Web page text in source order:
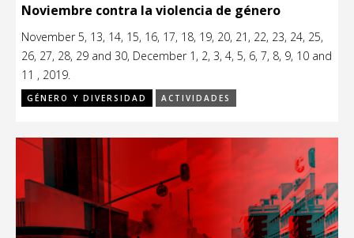
Noviembre contra la violencia de género
November 5, 13, 14, 15, 16, 17, 18, 19, 20, 21, 22, 23, 24, 25,
26, 27, 28, 29 and 30, December 1, 2, 3, 4, 5, 6, 7, 8, 9, 10 and
11 , 2019.
GÉNERO Y DIVERSIDAD ACTIVIDADES